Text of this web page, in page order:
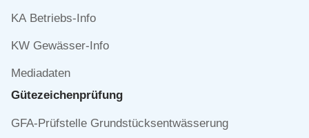
KA Betriebs-Info
KW Gewässer-Info
Mediadaten
Gütezeichen­prüfung
Navigation
GFA-Prüfstelle Grundstücksentwässerung